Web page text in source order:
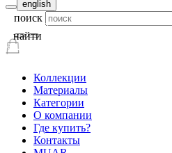
english
поиск
Коллекции
Материалы
Категории
О компании
Где купить?
Контакты
найти